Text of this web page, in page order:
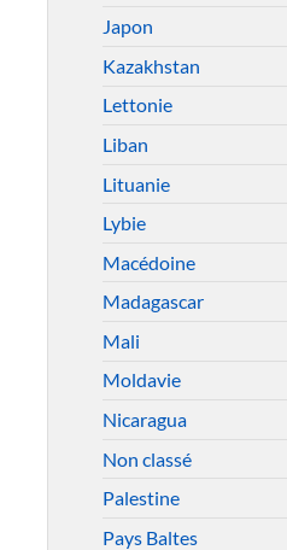
Japon
Kazakhstan
Lettonie
Liban
Lituanie
Lybie
Macédoine
Madagascar
Mali
Moldavie
Nicaragua
Non classé
Palestine
Pays Baltes